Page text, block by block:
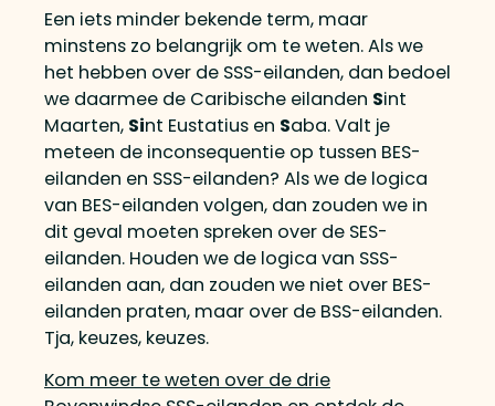
Een iets minder bekende term, maar
minstens zo belangrijk om te weten. Als we
het hebben over de SSS-eilanden, dan bedoel
we daarmee de Caribische eilanden Sint
Maarten, Sint Eustatius en Saba. Valt je
meteen de inconsequentie op tussen BES-
eilanden en SSS-eilanden? Als we de logica
van BES-eilanden volgen, dan zouden we in
dit geval moeten spreken over de SES-
eilanden. Houden we de logica van SSS-
eilanden aan, dan zouden we niet over BES-
eilanden praten, maar over de BSS-eilanden.
Tja, keuzes, keuzes.
Kom meer te weten over de drie